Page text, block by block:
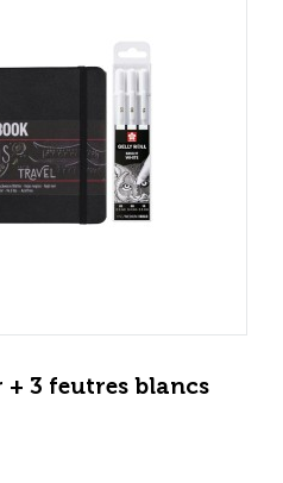
3 feutres blancs